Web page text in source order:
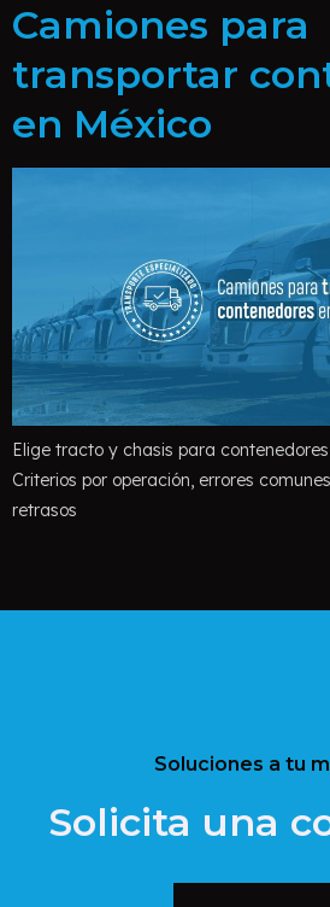
Camiones para
transportar
en México
Elige tracto y chasis para contenedores
Criterios por operación, errores
retrasos
Soluciones a tu
Solicita una